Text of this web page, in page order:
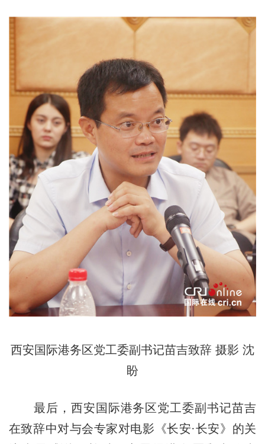
西安国际港务区党工委副书记苗吉致辞 摄影 沈
盼
最后，西安国际港务区党工委副书记苗吉
在致辞中对与会专家对电影《长安·长安》的关